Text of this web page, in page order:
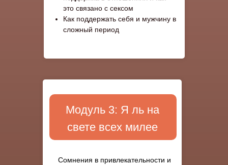
это связано с сексом
Как поддержать себя и мужчину в
сложный период
Модуль 3: Я ль на
свете всех милее
Сомнения в привлекательности и